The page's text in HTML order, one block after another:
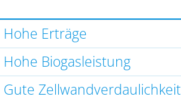
Hohe Erträge
Hohe Biogasleistung
Gute Zellwandverdaulichkeit